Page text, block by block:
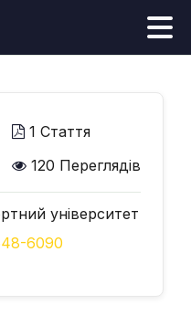
1 Стаття
120 Переглядів
університет
6090